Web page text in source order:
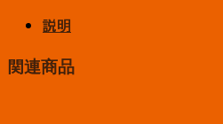
説明
関連商品